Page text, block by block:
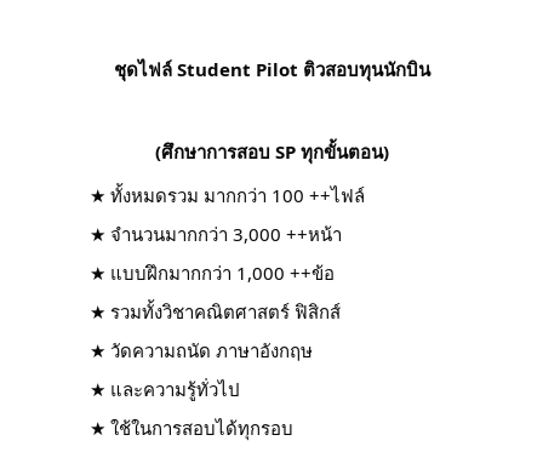
ชุดไฟล์ Student Pilot ติวสอบทุนนักบิน
(ศึกษาการสอบ SP ทุกขั้นตอน)
★ ทั้งหมดรวม มากกว่า 100 ++ไฟล์
★ จำนวนมากกว่า 3,000 ++หน้า
★ แบบฝึกมากกว่า 1,000 ++ข้อ
★ รวมทั้งวิชาคณิตศาสตร์ ฟิสิกส์
★ วัดความถนัด ภาษาอังกฤษ
★ และความรู้ทั่วไป
★ ใช้ในการสอบได้ทุกรอบ